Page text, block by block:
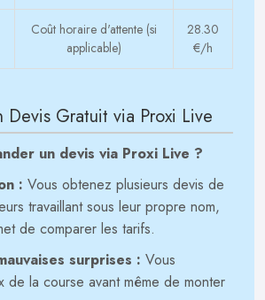
Coût horaire d'attente (si
applicable)
28.30
€/h
Devis Gratuit via Proxi Live
un devis via Proxi Live ?
: Vous obtenez plusieurs devis de
travaillant sous leur propre nom,
de comparer les tarifs.
surprises : Vous
de la course avant même de monter